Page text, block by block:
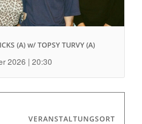
(A) w/ TOPSY TURVY (A)
2026 | 20:30
VERANSTALTUNGSORT